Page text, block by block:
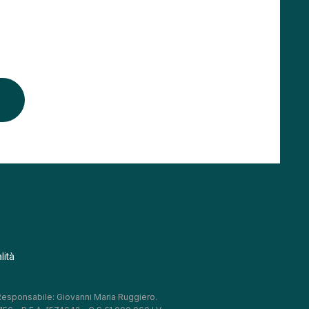
Giovanni Maria Ruggiero.